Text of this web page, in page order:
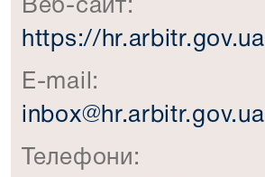
Веб-сайт:
https://hr.arbitr.gov.ua
E-mail:
inbox@hr.arbitr.gov.ua
Телефони: